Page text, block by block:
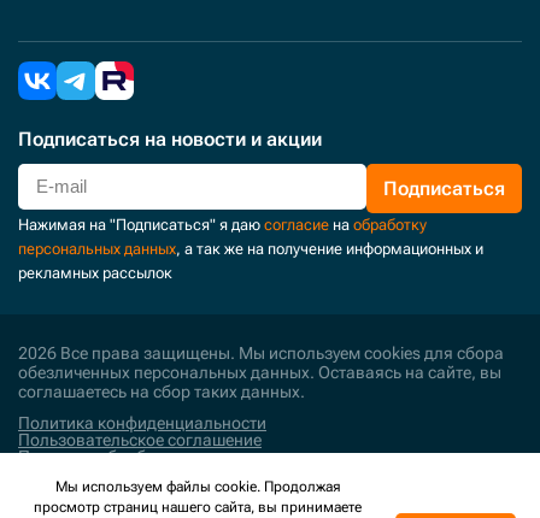
Подписаться на новости и акции
Подписаться
Нажимая на "Подписаться" я даю согласие на обработку
персональных данных, а так же на получение информационных и
рекламных рассылок
2026 Все права защищены. Мы используем cookies для сбора
обезличенных персональных данных. Оставаясь на сайте, вы
соглашаетесь на сбор таких данных.
Политика конфиденциальности
Пользовательское соглашение
Политика обработки персональных данных
Поддержка и развитие
Мы используем файлы cookie. Продолжая
просмотр страниц нашего сайта, вы принимаете